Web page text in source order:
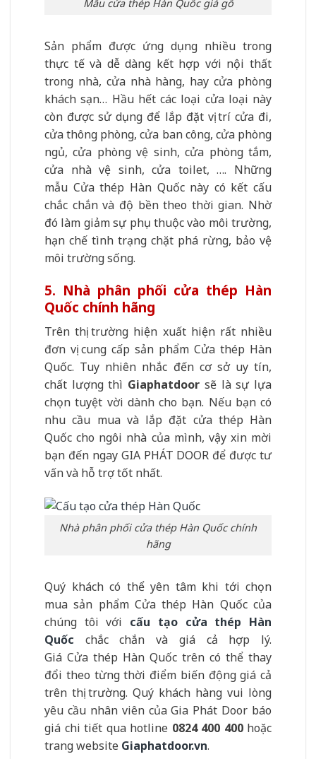
Mẫu cửa thép Hàn Quốc giả gỗ
Sản phẩm được ứng dụng nhiều trong
thực tế và dễ dàng kết hợp với nội thất
trong nhà, cửa nhà hàng, hay cửa phòng
khách sạn… Hầu hết các loại cửa loại này
còn được sử dụng để lắp đặt vị trí cửa đi,
cửa thông phòng, cửa ban công, cửa phòng
ngủ, cửa phòng vệ sinh, cửa phòng tắm,
cửa nhà vệ sinh, cửa toilet, …. Những
mẫu Cửa thép Hàn Quốc này có kết cấu
chắc chắn và độ bền theo thời gian. Nhờ
đó làm giảm sự phụ thuộc vào môi trường,
hạn chế tình trạng chặt phá rừng, bảo vệ
môi trường sống.
5. Nhà phân phối cửa thép Hàn
Quốc chính hãng
Trên thị trường hiện xuất hiện rất nhiều
đơn vị cung cấp sản phẩm Cửa thép Hàn
Quốc. Tuy nhiên nhắc đến cơ sở uy tín,
chất lượng thì Giaphatdoor sẽ là sự lựa
chọn tuyệt vời dành cho bạn. Nếu bạn có
nhu cầu mua và lắp đặt cửa thép Hàn
Quốc cho ngôi nhà của mình, vậy xin mời
bạn đến ngay GIA PHÁT DOOR để được tư
vấn và hỗ trợ tốt nhất.
Nhà phân phối cửa thép Hàn Quốc chính
hãng
Quý khách có thể yên tâm khi tới chọn
mua sản phẩm Cửa thép Hàn Quốc của
chúng tôi với cấu tạo cửa thép Hàn
Quốc chắc chắn và giá cả hợp lý.
Giá Cửa thép Hàn Quốc trên có thể thay
đổi theo từng thời điểm biến động giá cả
trên thị trường. Quý khách hàng vui lòng
yêu cầu nhân viên của Gia Phát Door báo
giá chi tiết qua hotline 0824 400 400hoặc
trang website Giaphatdoor.vn.